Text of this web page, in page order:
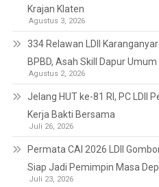
Krajan Klaten
Agustus 3, 2026
334 Relawan LDII
BPBD, Asah Skill Dapur
Agustus 2, 2026
Jelang HUT ke-81 RI, PC LDII
Kerja Bakti Bersama
Juli 26, 2026
Permata CAI 2026 LDII
Siap Jadi Pemimpin Masa
Juli 23, 2026